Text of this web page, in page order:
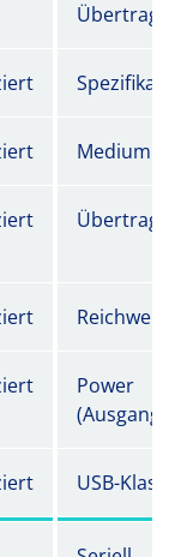
Medium
Reichweite
Power
(Ausgang)
USB-